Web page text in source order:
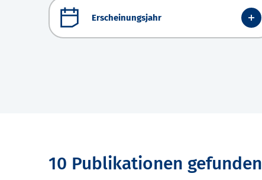
Erscheinungsjahr
10 Publikationen gefunden